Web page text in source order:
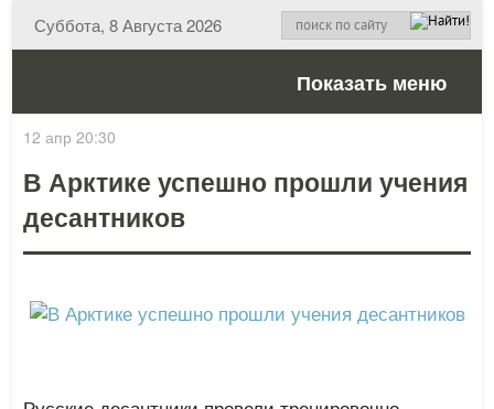
Суббота, 8 Августа 2026
Показать меню
12 апр 20:30
В Арктике успешно прошли учения
десантников